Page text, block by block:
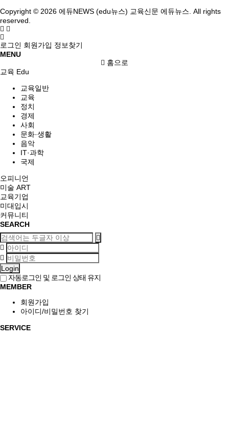
Copyright © 2026 에듀NEWS (edu뉴스) 교육신문 에듀뉴스. All rights
reserved.
로그인 회원가입 정보찾기
MENU
홈으로
교육 Edu
교육일반
교육
정치
경제
사회
문화·생활
음악
IT·과학
국제
오피니언
미술 ART
교육기업
미대입시
커뮤니티
SEARCH
Login
자동로그인 및 로그인 상태 유지
MEMBER
회원가입
아이디/비밀번호 찾기
SERVICE